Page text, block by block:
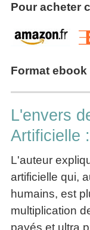
Pour acheter
Format ebook
L'envers
Artificielle
L'auteur
artificielle qui,
humains, est
multiplication
payés et ultra